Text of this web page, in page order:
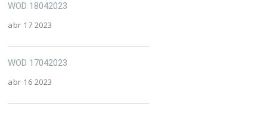
WOD 18042023
abr 17 2023
WOD 17042023
abr 16 2023